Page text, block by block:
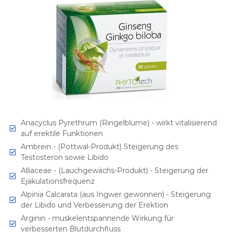
Anacyclus Pyrethrum (Ringelblume) - wirkt vitalisierend
auf erektile Funktionen
Ambrein - (Pottwal-Produkt) Steigerung des
Testosteron sowie Libido
Alliaceae - (Lauchgewächs-Produkt) - Steigerung der
Ejakulationsfrequenz
Alpinia Calcarata (aus Ingwer gewonnen) - Steigerung
der Libido und Verbesserung der Erektion
Arginin - muskelentspannende Wirkung für
verbesserten Blutdurchfluss